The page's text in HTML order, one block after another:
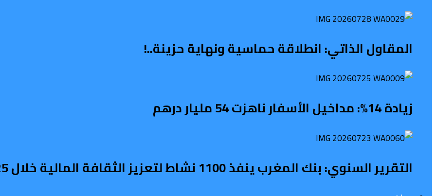
المقاول الذاتي: انطلاقة حماسية ونهاية حزينة..!
زيادة 14%: مداخيل الأسفار ناهزت 54 مليار درهم
التقرير السنوي: بنك المغرب ينفذ 1100 نشاط لتعزيز الثقافة المالية خلال 2025